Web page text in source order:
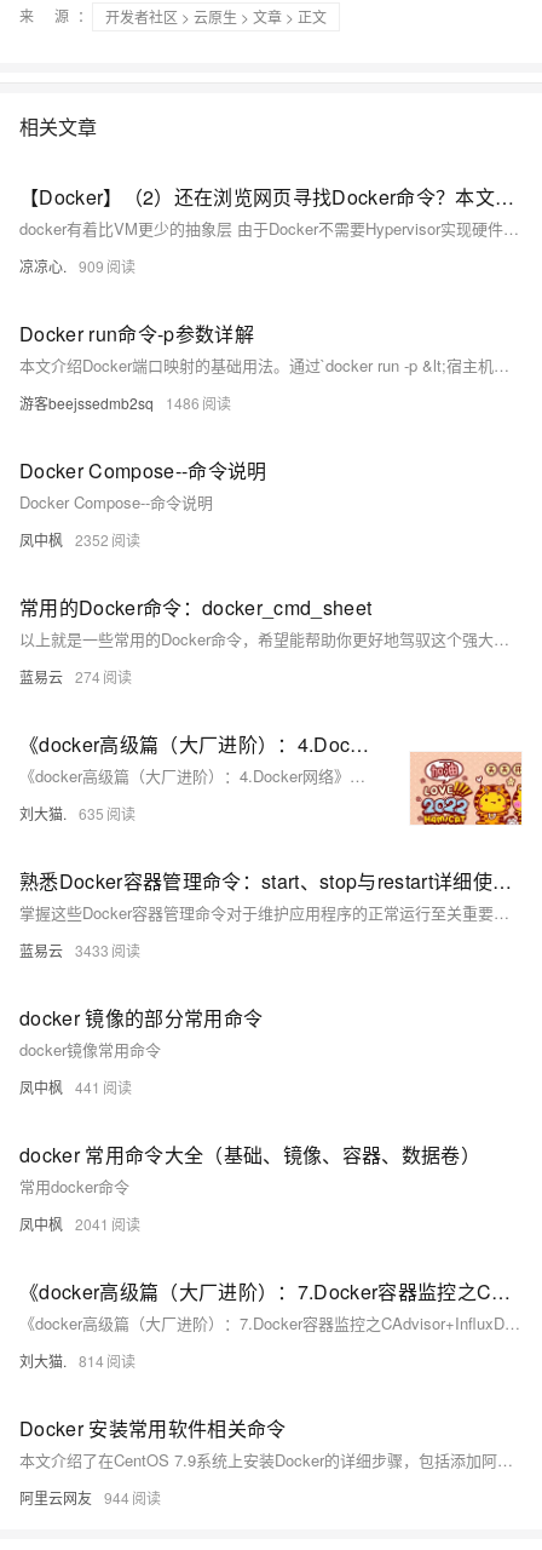
来 源： 开发者社区 > 云原生 > 文章 > 正文
相关文章
【Docker】（2）还在浏览网页寻找Docker命令？本文全面列举与使用Docker里的各个命令！想要什么命令直接从本文拿！
docker有着比VM更少的抽象层 由于Docker不需要Hypervisor实现硬件资源虚拟化，运行在Docker容器上的程序直接使用的都是实际物理机的硬件资源 因此在CPU、内存利用率上Docker将会在效率上有明显优势 docker利用的时宿主机的内核，而不需要加载操作系统OS内核 当新建一个容器时，Docker不需要和虚拟机一样重新加载一个操作系统内核 进而避免引寻、加载操作系统内核返回等比较费时费资源的过程，当新建一个虚拟机时，虚拟机软件需要加载OS，返回新建过程时分钟级别的。 而Docker由于直接利用宿主机的操作系统，则省略了返回过程，因此新建一个Docker容器只需
凉凉心. 909
Docker run命令-p参数详解
本文介绍Docker端口映射的基础用法。通过`docker run -p &lt;宿主机端口&gt;:&lt;容器端口&gt;`实现端口映射，例如`-p 5000:80`将宿主机5000端口映射到容器80端口，外部访问宿主机5000端口时流量会转发至容器内部的80端口。示例命令中，`-d`用于后台运行，`--restart=always`确保容器自动重启，`--name`指定容器名称。部署完成后可通过`http://服务器IP地址:5000`验证服务是否正常运行。
游客beejssedmb2sq 1486
Docker Compose--命令说明
Docker Compose--命令说明
凤中枫 2352
常用的Docker命令：docker_cmd_sheet
以上就是一些常用的Docker命令，希望能帮助你更好地驾驭这个强大的工具。记住，Docker就像是一个魔法咒语，只有真正理解和熟练使用，才能发挥出它的最大魔力。
蓝易云 274
《docker高级篇（大厂进阶）：4.Docker网络》包括：是什么、常用基本命令、能干嘛、网络模式、docker平台架构图解
《docker高级篇（大厂进阶）：4.Docker网络》包括：是什么、常用基本命令、能干嘛、网络模式、docker平台架构图解
刘大猫. 635
熟悉Docker容器管理命令：start、stop与restart详细使用指南
掌握这些Docker容器管理命令对于维护应用程序的正常运行至关重要。在实际操作中，应注意容器配置、关联资源以及日志等信息，确保各项操作都能够顺畅并且安全地执行。
蓝易云 3433
docker 镜像的部分常用命令
docker镜像常用命令
凤中枫 441
docker 常用命令大全（基础、镜像、容器、数据卷）
常用docker命令
凤中枫 2041
《docker高级篇（大厂进阶）：7.Docker容器监控之CAdvisor+InfluxDB+Granfana》包括：原生命令、是什么、compose容器编排，一套带走
《docker高级篇（大厂进阶）：7.Docker容器监控之CAdvisor+InfluxDB+Granfana》包括：原生命令、是什么、compose容器编排，一套带走
刘大猫. 814
Docker 安装常用软件相关命令
本文介绍了在CentOS 7.9系统上安装Docker的详细步骤，包括添加阿里云镜像源、安装Docker及相关组件、启动服务以及配置镜像加速。同时，还展示了如何通过Docker安装MySQL 5.7版本数据库，涵盖拉取镜像、创建数据目录、运行容器及配置挂载点等操作，并提供验证安装成功的命令和截图。适合需要部署Docker与MySQL环境的用户参考。
阿里云网友 944